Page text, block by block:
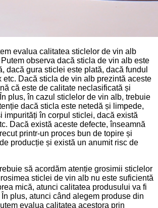
evalua calitatea sticlelor de vin alb
observa dacă sticla de vin alb este
dacă gura sticlei este plată, dacă fundul
etc. Dacă sticla de vin alb prezintă aceste
că este de calitate neclasificată și
plus, în cazul sticlelor de vin alb, trebuie
dacă sticla este netedă și limpede,
impurități în corpul sticlei, dacă există
Dacă există aceste defecte, înseamnă
printr-un proces bun de topire și
producție și există un anumit risc de
să acordăm atenție grosimii sticlelor
sticlei de vin alb nu este suficientă
mică, atunci calitatea produsului va fi
plus, atunci când alegem produse din
evalua calitatea acestora prin